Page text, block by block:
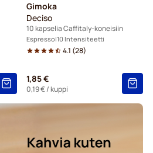
Gimoka
Deciso
10 kapselia Caffitaly-koneisiin
Espresso 10 Intensiteetti
4.1 (28)
1,85 €
0,19 €/ kuppi